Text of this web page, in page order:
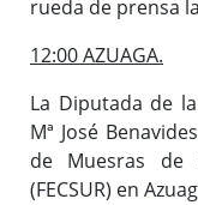
rueda de prensa
12:00 AZUAGA.
La Diputada de
Mª José
de Muesras de
(FECSUR) en